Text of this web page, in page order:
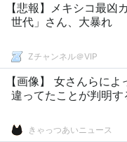
【悲報】メキシコ最凶
世代」さん、大暴れ
Zチャンネル＠VIP
【画像】 女さんらに
違ってたことが判明す
きゃっつあいニュース